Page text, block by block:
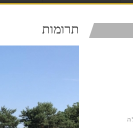
תרומות